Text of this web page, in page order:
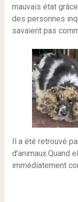
mauvais état
des personnes
savaient pas
Il a été retrouvé
d’animaux.Quand
immédiatement